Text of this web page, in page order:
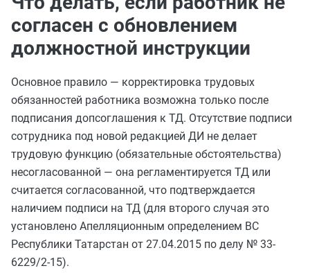
согласен с обновлением
должностной инструкции
Основное правило — корректировка трудовых
обязанностей работника возможна только после
подписания допсоглашения к ТД. Отсутствие подписи
сотрудника под новой редакцией ДИ не делает
трудовую функцию (обязательные обстоятельства)
несогласованной — она регламентируется ТД или
считается согласованной, что подтверждается
наличием подписи на ТД (для второго случая это
установлено Апелляционным определением ВС
Республики Татарстан от 27.04.2015 по делу № 33-
6229/2-15).